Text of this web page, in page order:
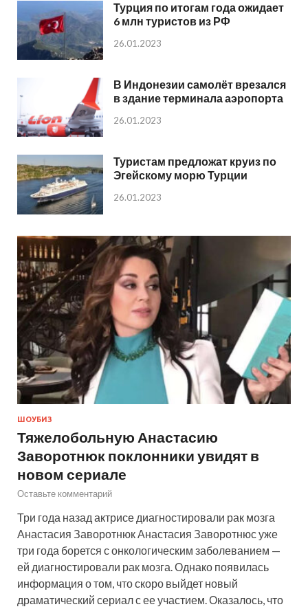
Турция по итогам года ожидает
6 млн туристов из РФ
26.01.2023
В Индонезии самолёт врезался
в здание терминала аэропорта
26.01.2023
Туристам предложат круиз по
Эгейскому морю Турции
26.01.2023
ШОУБИЗ
Тяжелобольную Анастасию
Заворотнюк поклонники увидят в
новом сериале
Оставьте комментарий
Три года назад актрисе диагностировали рак мозга
Анастасия Заворотнюк Анастасия Заворотнюс уже
три года борется с онкологическим заболеванием —
ей диагностировали рак мозга. Однако появилась
информация о том, что скоро выйдет новый
драматический сериал с ее участием. Оказалось, что